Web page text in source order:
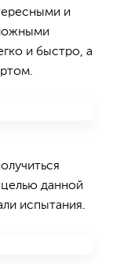
и
и быстро, а
целью данной
испытания.